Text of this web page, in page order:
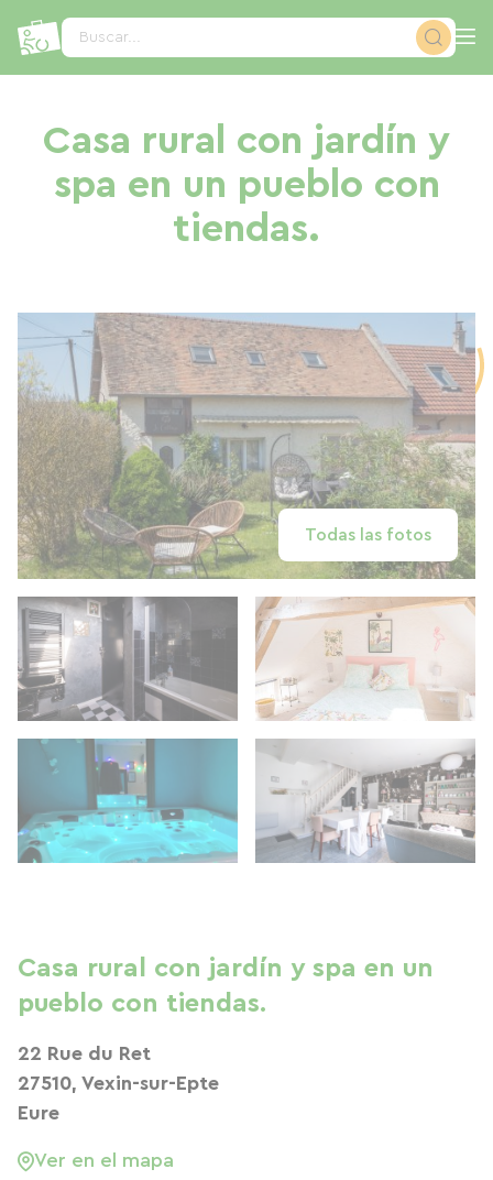
Buscar...
Casa rural con jardín y
spa en un pueblo con
tiendas.
Todas las fotos
Casa rural con jardín y spa en un
pueblo con tiendas.
22 Rue du Ret
27510, Vexin-sur-Epte
Eure
Ver en el mapa
Panel de gestión de cookies